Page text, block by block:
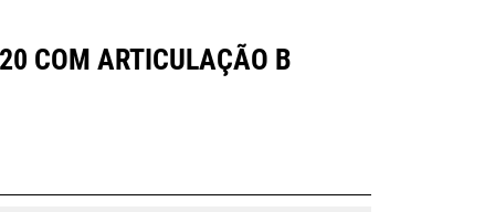
COM ARTICULAÇÃO B